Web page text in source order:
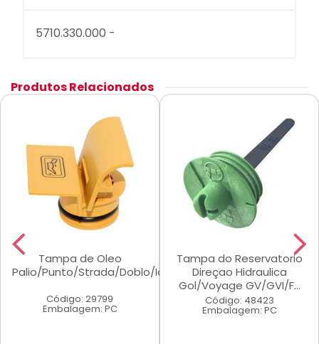
5710.330.000 -
Produtos Relacionados
Tampa de Oleo
Palio/Punto/Strada/Doblo/Idea
Código: 29799
Embalagem: PC
Tampa do Reservatorio
Direçao Hidraulica
Gol/Voyage GV/GVI/F...
Código: 48423
Embalagem: PC